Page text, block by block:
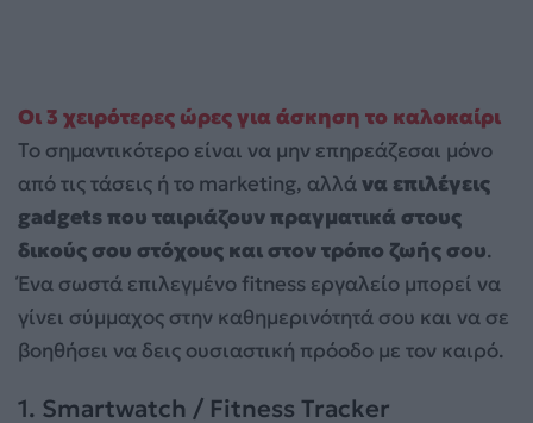
Οι 3 χειρότερες ώρες για άσκηση το καλοκαίρι
Το σημαντικότερο είναι να μην επηρεάζεσαι μόνο
από τις τάσεις ή το marketing, αλλάνα επιλέγεις
gadgets που ταιριάζουν πραγματικά στους
δικούς σου στόχους και στον τρόπο ζωής σου.
Ένα σωστά επιλεγμένο fitness εργαλείο μπορεί να
γίνει σύμμαχος στην καθημερινότητά σου και να σε
βοηθήσει να δεις ουσιαστική πρόοδο με τον καιρό.
1. Smartwatch / Fitness Tracker